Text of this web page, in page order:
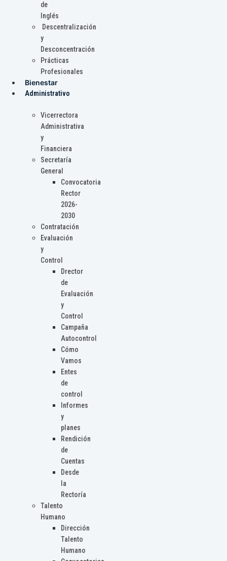
de
Inglés
Descentralización
y
Desconcentración
Prácticas
Profesionales
Bienestar
Administrativo
Vicerrectora
Administrativa
y
Financiera
Secretaría
General
Convocatoria
Rector
2026-
2030
Contratación
Evaluación
y
Control
Drector
de
Evaluación
y
Control
Campaña
Autocontrol
Cómo
Vamos
Entes
de
control
Informes
y
planes
Rendición
de
Cuentas
Desde
la
Rectoría
Talento
Humano
Dirección
Talento
Humano